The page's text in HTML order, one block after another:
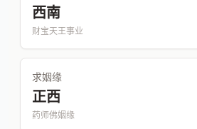
西南
财宝天王事业
求姻缘
正西
药师佛姻缘